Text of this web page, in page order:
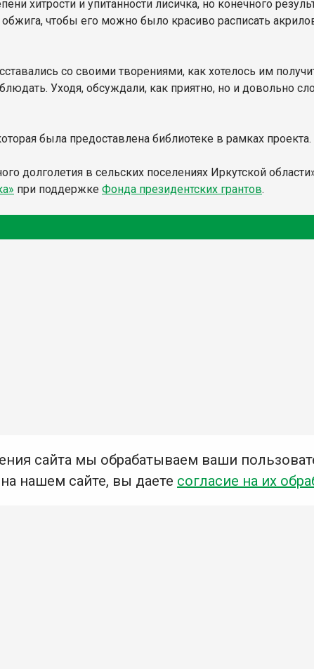
хитрости и упитанности лисичка, но конечного
чтобы его можно было красиво расписать
со своими творениями, как хотелось им
Уходя, обсуждали, как приятно, но и довольно
была предоставлена библиотеке в рамках проекта.
долголетия в сельских поселениях Иркутской
при поддержке Фонда президентских грантов.
сайта мы обрабатываем ваши
нашем сайте, вы даете согласие на их